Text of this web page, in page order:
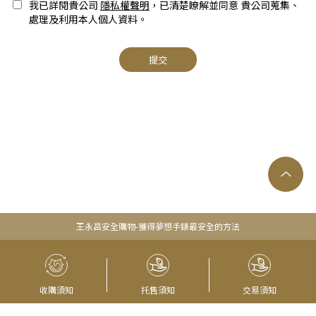
我已詳閱貴公司 隱私權聲明 ，已清楚瞭解並同意 貴公司蒐集、
處理及利用本人個人資料。
提交
王永昌安全購物-獲得夢想手錶最安全的方法
收購須知 托售須知 交易須知